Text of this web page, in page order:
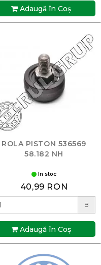
Adaugă în Coş
ROLA PISTON 536569
58.182 NH
In stoc
40,99 RON
B
Adaugă în Coş